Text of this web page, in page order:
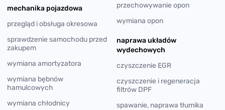
mechanika pojazdowa
przegląd i obsługa okresowa
sprawdzenie samochodu przed
zakupem
wymiana amortyzatora
wymiana bębnów
hamulcowych
wymiana chłodnicy
przechowywanie opon
wymiana opon
naprawa układów
wydechowych
czyszczenie EGR
czyszczenie i regeneracja
filtrów DPF
spawanie, naprawa tłumika